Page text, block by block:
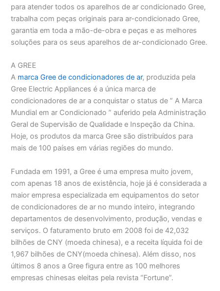
para atender todos os aparelhos de ar condicionado Gree,
trabalha com peças originais para ar-condicionado Gree,
garantia em toda a mão-de-obra e peças e as melhores
soluções para os seus aparelhos de ar-condicionado Gree.
A GREE
A marca Gree de condicionadores de ar, produzida pela
Gree Electric Appliances é a única marca de
condicionadores de ar a conquistar o status de ” A Marca
Mundial em ar Condicionado ” auferido pela Administração
Geral de Supervisão de Qualidade e Inspeção da China.
Hoje, os produtos da marca Gree são distribuídos para
mais de 100 países em várias regiões do mundo.
Fundada em 1991, a Gree é uma empresa muito jovem,
com apenas 18 anos de existência, hoje já é considerada a
maior empresa especializada em equipamentos do setor
de condicionadores de ar no mundo inteiro, integrando
departamentos de desenvolvimento, produção, vendas e
serviços. O faturamento bruto em 2008 foi de 42,032
bilhões de CNY (moeda chinesa), e a receita líquida foi de
1,967 bilhões de CNY(moeda chinesa). Além disso, nos
últimos 8 anos a Gree figura entre as 100 melhores
empresas chinesas eleitas pela revista “Fortune”.